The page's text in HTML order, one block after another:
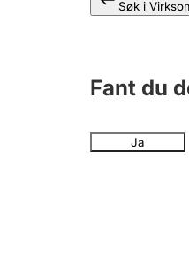
Søk i
Fant du
Ja